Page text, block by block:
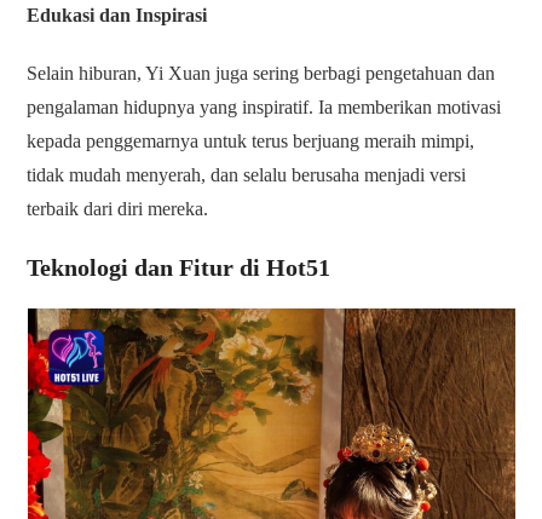
Edukasi dan Inspirasi
Selain hiburan, Yi Xuan juga sering berbagi pengetahuan dan
pengalaman hidupnya yang inspiratif. Ia memberikan motivasi
kepada penggemarnya untuk terus berjuang meraih mimpi,
tidak mudah menyerah, dan selalu berusaha menjadi versi
terbaik dari diri mereka.
Teknologi dan Fitur di Hot51